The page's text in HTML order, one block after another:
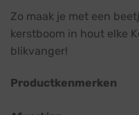
Zo maak je met een
kerstboom in hout elke
blikvanger!
Productkenmerken